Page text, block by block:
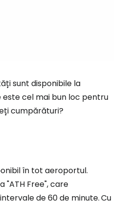
sunt disponibile la
cel mai bun loc pentru
cumpărături?
în tot aeroportul.
Free", care
de 60 de minute.Cu